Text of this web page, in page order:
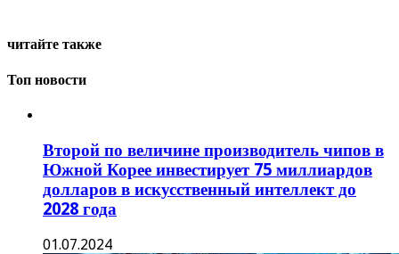
читайте также
Топ новости
Второй по величине производитель чипов в
Южной Корее инвестирует 75 миллиардов
долларов в искусственный интеллект до
2028 года
01.07.2024